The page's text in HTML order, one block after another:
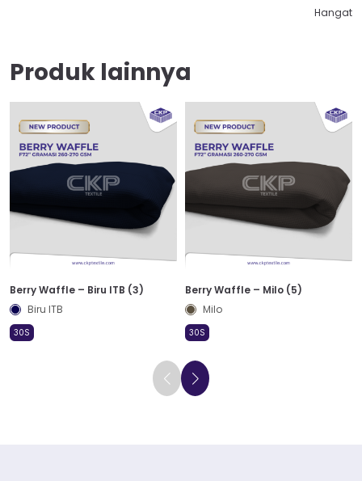
Hangat
Produk lainnya
Berry Waffle – Biru ITB (3)
Biru ITB
30S
Berry Waffle – Milo (5)
Milo
30S